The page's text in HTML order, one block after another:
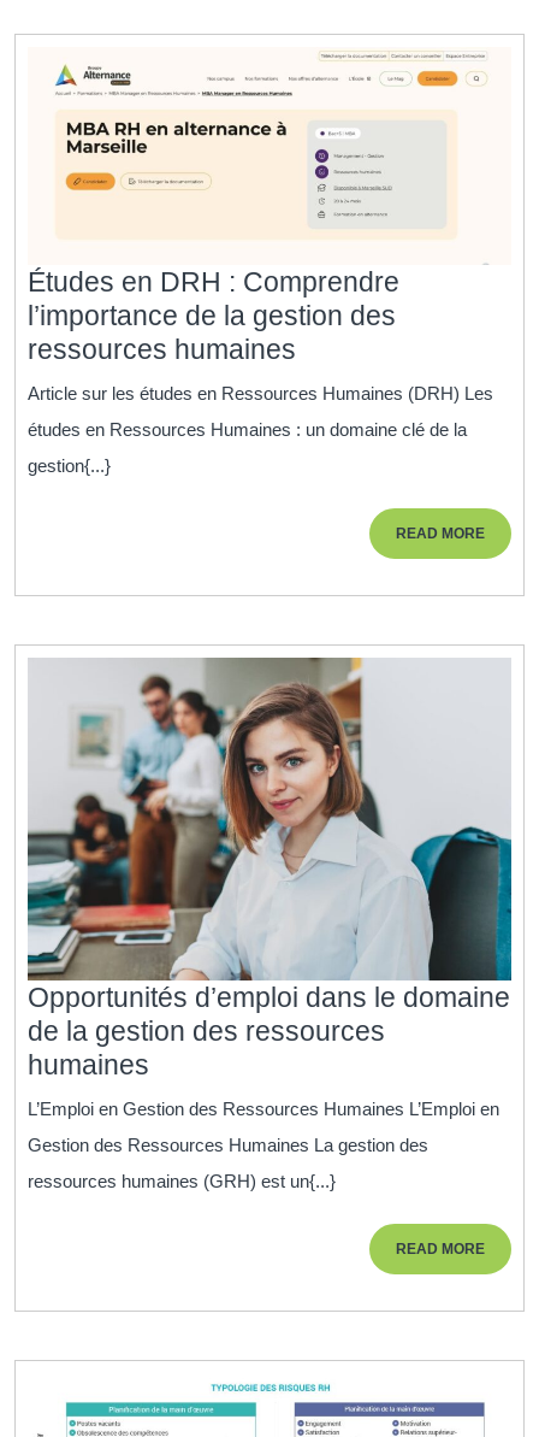
Études en DRH : Comprendre
l’importance de la gestion des
ressources humaines
en
DRH
l’importance
des
ressources
humaines
Article sur les études en Ressources Humaines (DRH) Les
études en Ressources Humaines : un domaine clé de la
gestion{...}
READ MOREREAD
MORE
Opportunités d’emploi dans le domaine
de la gestion des ressources
humaines
d’emploi
domaine
ressources
humaines
L’Emploi en Gestion des Ressources Humaines L’Emploi en
Gestion des Ressources Humaines La gestion des
ressources humaines (GRH) est un{...}
READ MOREREAD
MORE